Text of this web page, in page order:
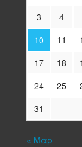
3
4
10
11
17
18
24
25
31
« Μαρ